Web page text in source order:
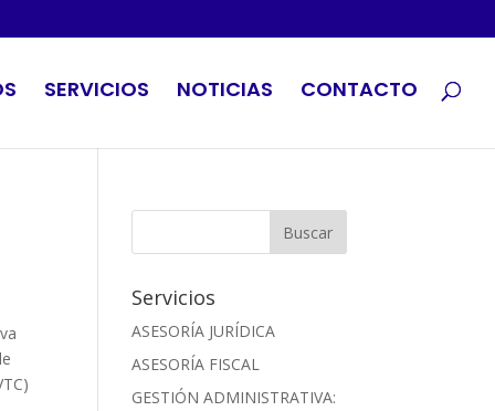
SERVICIOS NOTICIAS CONTACTO
Servicios
ASESORÍA JURÍDICA
ASESORÍA FISCAL
GESTIÓN ADMINISTRATIVA: